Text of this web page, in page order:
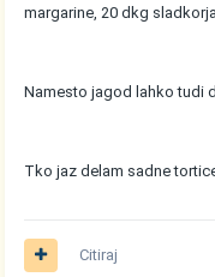
margarine, 20 dkg
Namesto jagod lahko tudi
Tko jaz delam sadne
Citiraj